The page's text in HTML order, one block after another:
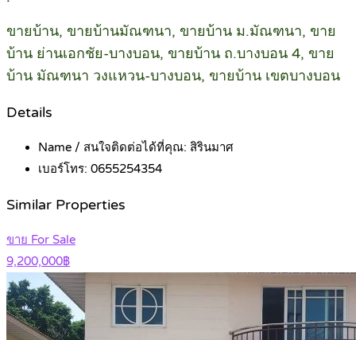
ขายบ้าน, ขายบ้านมัณฑนา, ขายบ้าน ม.มัณฑนา, ขาย
บ้าน ย่านเอกชัย-บางบอน, ขายบ้าน ถ.บางบอน 4, ขาย
บ้าน มัณฑนา วงแหวน-บางบอน, ขายบ้าน เขตบางบอน
Details
Name / สนใจติดต่อได้ที่คุณ: สิรินมาศ
เบอร์โทร: 0655254354
Similar Properties
ขาย For Sale
9,200,000฿